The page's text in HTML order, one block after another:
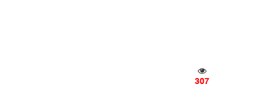
307